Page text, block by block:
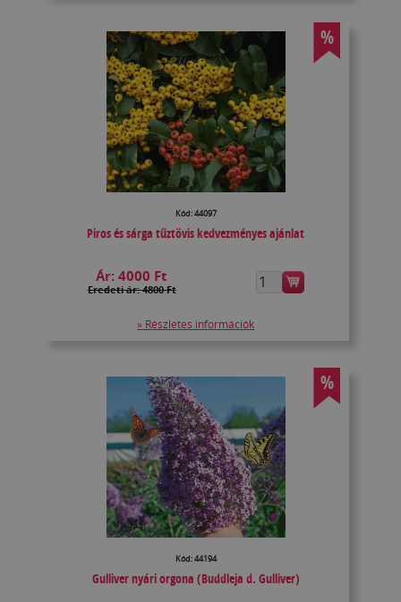
%
Kód: 44097
Piros és sárga tűztövis kedvezményes ajánlat
Ár:4000 Ft
Eredeti ár: 4800 Ft
» Részletes információk
%
Kód: 44194
Gulliver nyári orgona (Buddleja d. Gulliver)